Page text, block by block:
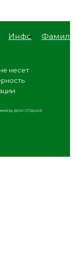
Инфо
несет
by ДОМ ОТДЫХА